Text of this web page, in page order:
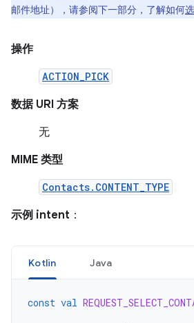
邮件地址），请参阅下一部分，了解如何
操作
ACTION_PICK
数据 URI 方案
无
MIME 类型
Contacts.CONTENT_TYPE
示例 intent ：
Kotlin Java
const val